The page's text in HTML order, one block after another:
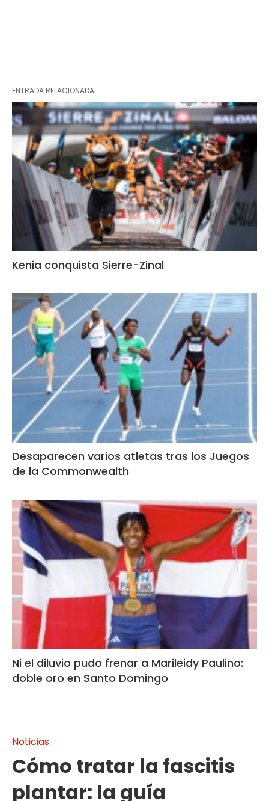
ENTRADA RELACIONADA
Kenia conquista Sierre-Zinal
Desaparecen varios atletas tras los Juegos
de la Commonwealth
Ni el diluvio pudo frenar a Marileidy Paulino:
doble oro en Santo Domingo